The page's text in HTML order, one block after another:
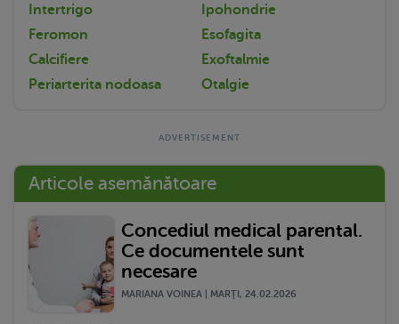
Intertrigo
Ipohondrie
Feromon
Esofagita
Calcifiere
Exoftalmie
Periarterita nodoasa
Otalgie
Articole asemănătoare
Concediul medical parental.
Ce documentele sunt
necesare
MARIANA VOINEA | MARŢI, 24.02.2026